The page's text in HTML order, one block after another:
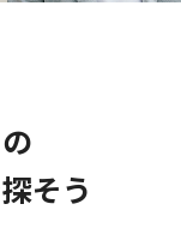
そう